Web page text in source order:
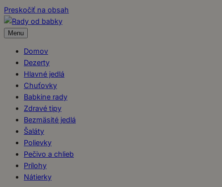
Preskočiť na obsah
Menu
Domov
Dezerty
Hlavné jedlá
Chuťovky
Babkine rady
Zdravé tipy
Bezmäsité jedlá
Šaláty
Polievky
Pečivo a chlieb
Prílohy
Nátierky